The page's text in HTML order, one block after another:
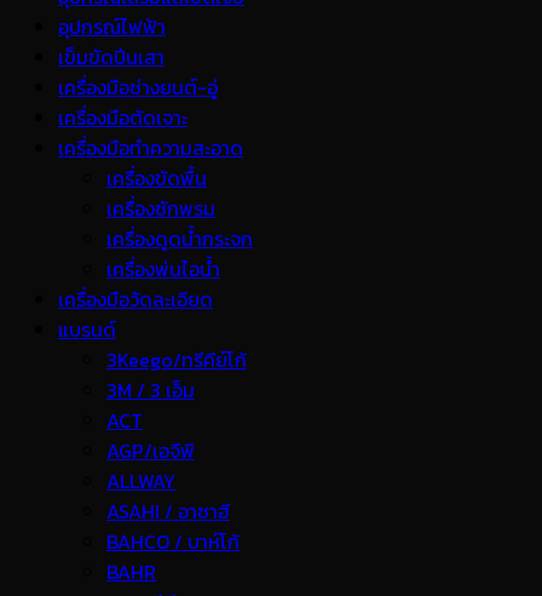
อุปกรณ์ไฟฟ้า
เข็มขัดปีนเสา
เครื่องมือช่างยนต์-อู่
เครื่องมือตัดเจาะ
เครื่องมือทำความสะอาด
เครื่องขัดพื้น
เครื่องซักพรม
เครื่องดูดน้ำกระจก
เครื่องพ่นไอน้ำ
เครื่องมือวัดละเอียด
แบรนด์
3Keego/ทรีคีย์โก้
3M / 3 เอ็ม
ACT
AGP/เอจีพี
ALLWAY
ASAHI / อาซาฮี
BAHCO / บาห์โก้
BAHR